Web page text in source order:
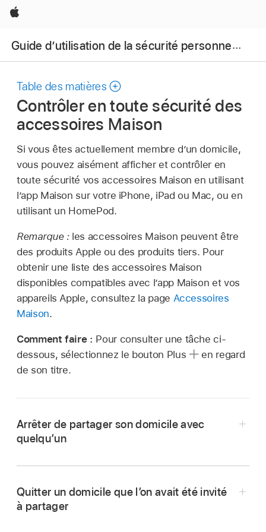
Apple
Guide d’utilisation de la sécurité personnelle d’Apple
Table des matières
Contrôler en toute sécurité des
accessoires Maison
Si vous êtes actuellement membre d’un domicile,
vous pouvez aisément afficher et contrôler en
toute sécurité vos accessoires Maison en utilisant
l’app Maison sur votre iPhone, iPad ou Mac, ou en
utilisant un HomePod.
Remarque : les accessoires Maison peuvent être
des produits Apple ou des produits tiers. Pour
obtenir une liste des accessoires Maison
disponibles compatibles avec l’app Maison et vos
appareils Apple, consultez la page Accessoires
Maison.
Comment faire : Pour consulter une tâche ci-
dessous, sélectionnez le bouton Plus
en regard
de son titre.
Arrêter de partager son domicile avec
quelqu’un
domicile ». Si vous voyez plusieurs domiciles,
choisissez celui que vous souhaitez quitter,
Quitter un domicile que l’on avait été invité
à partager